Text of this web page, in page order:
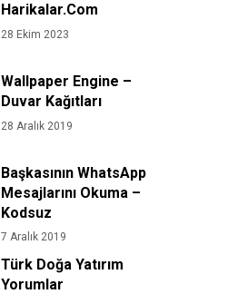
Harikalar.Com
28 Ekim 2023
Wallpaper Engine –
Duvar Kağıtları
28 Aralık 2019
Başkasının WhatsApp
Mesajlarını Okuma –
Kodsuz
7 Aralık 2019
Türk Doğa Yatırım
Yorumlar